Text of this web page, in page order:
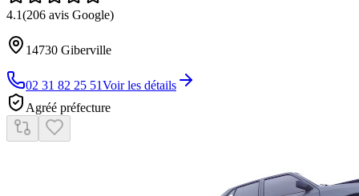
4.1(206 avis Google)
14730 Giberville
02 31 82 25 51Voir les détails
Agréé préfecture